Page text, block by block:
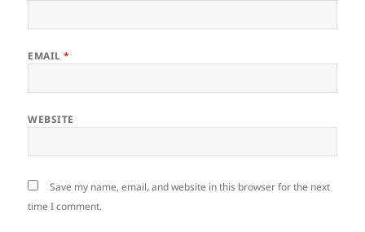
EMAIL*
WEBSITE
Save my name, email, and website in this browser for the next
time I comment.